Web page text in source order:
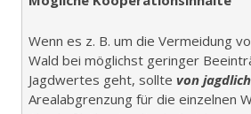
Wenn es z. B. um die Vermeidung
Wald bei möglichst geringer
Jagdwertes geht, sollte von
Arealabgrenzung für die einzelnen